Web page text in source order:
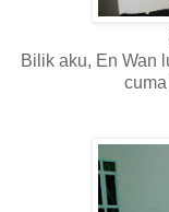
Bilik aku, En Wan